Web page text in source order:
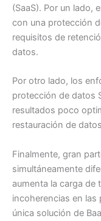
(SaaS). Por un lado,
con una protección
requisitos de
datos.
Por otro lado, los
protección de datos
resultados poco
restauración de
Finalmente, gran
simultáneamente
aumenta la carga de
incoherencias en las
única solución de